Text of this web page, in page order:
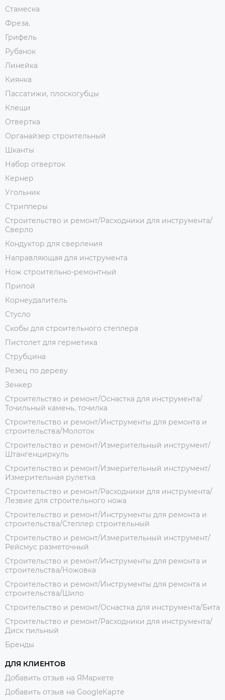
Стамеска
Фреза.
Грифель
Рубанок
Линейка
Киянка
Пассатижи, плоскогубцы
Клещи
Отвертка
Органайзер строительный
Шканты
Набор отверток
Кернер
Угольник
Стрипперы
Строительство и ремонт/Расходники для инструмента/
Сверло
Кондуктор для сверления
Направляющая для инструмента
Нож строительно-ремонтный
Припой
Корнеудалитель
Стусло
Скобы для строительного степлера
Пистолет для герметика
Струбцина
Резец по дереву
Зенкер
Строительство и ремонт/Оснастка для инструмента/
Точильный камень, точилка
Строительство и ремонт/Инструменты для ремонта и
строительства/Молоток
Строительство и ремонт/Измерительный инструмент/
Штангенциркуль
Строительство и ремонт/Измерительный инструмент/
Измерительная рулетка
Строительство и ремонт/Расходники для инструмента/
Лезвие для строительного ножа
Строительство и ремонт/Инструменты для ремонта и
строительства/Степлер строительный
Строительство и ремонт/Измерительный инструмент/
Рейсмус разметочный
Строительство и ремонт/Инструменты для ремонта и
строительства/Ножовка
Строительство и ремонт/Инструменты для ремонта и
строительства/Шило
Строительство и ремонт/Оснастка для инструмента/Бита
Строительство и ремонт/Расходники для инструмента/
Диск пильный
Бренды
ДЛЯ КЛИЕНТОВ
Добавить отзыв на ЯМаркете
Добавить отзыв на GoogleКарте